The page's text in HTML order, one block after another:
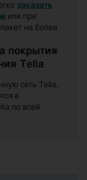
заказать
или при
на более
покрытия
Telia
сеть Telia,
в
по всей